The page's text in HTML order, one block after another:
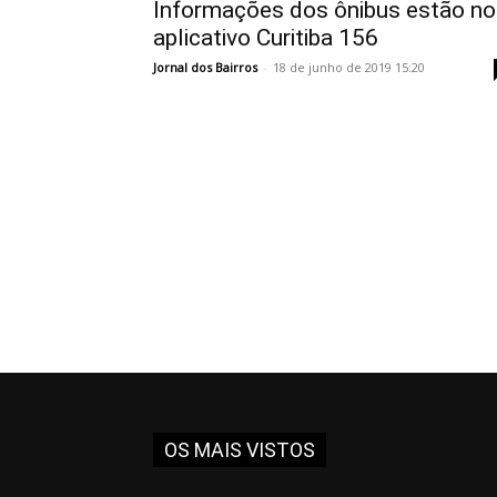
Informações dos ônibus estão no
aplicativo Curitiba 156
Jornal dos Bairros - 18 de junho de 2019 15:20
OS MAIS VISTOS